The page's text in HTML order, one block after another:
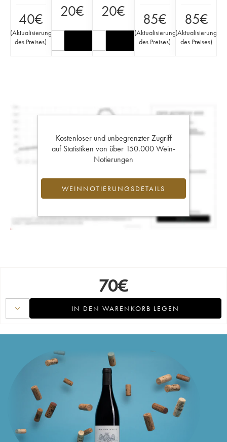
40€
(Aktualisierung
des Preises)
20€ 20€ 85€
(Aktualisierung
des Preises)
85€
(Aktualisierung
des Preises)
Kostenloser und unbegrenzter Zugriff
auf Statistiken von über 150.000 Wein-
Notierungen
WEINNOTIERUNGSDETAILS
70€
IN DEN WARENKORB LEGEN